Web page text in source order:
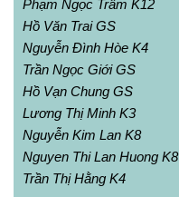
Phạm Ngọc Trâm K12
Hồ Văn Trai GS
Nguyễn Đình Hòe K4
Trần Ngọc Giới GS
Hồ Vạn Chung GS
Lương Thị Minh K3
Nguyễn Kim Lan K8
Nguyen Thi Lan Huong K8
Trần Thị Hằng K4